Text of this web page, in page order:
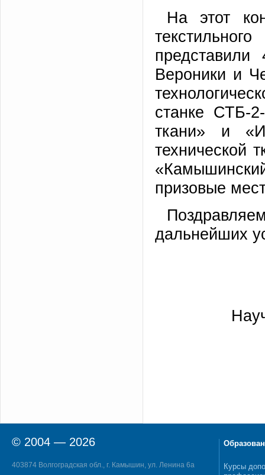
На этот
Вероники и
станке СТБ-
ткани» и
технической
призовые
дальнейших
© 2004 — 2026
403874 Волгоградская обл., г. Камышин, ул. Ленина 6а
Курсы